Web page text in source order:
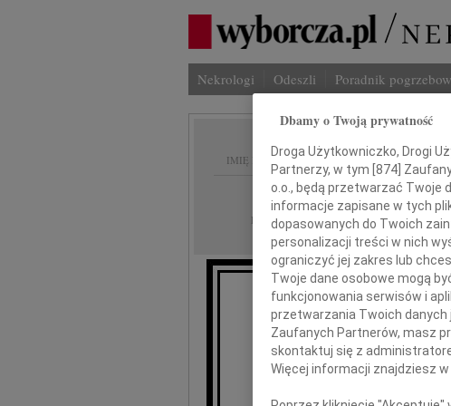
Nekrologi Odeszli Poradnik
IMIĘ I NAZWISKO:
REGION: Gdańsk
DATA EMISJI: 29.12.2011
"Nie umiera ten,
Dbamy o Twoją prywatność
Droga Użytkowniczko, Drogi
Partnerzy, w tym [874]
o.o., będą przetwarzać Twoje
informacje zapisane w tych
dopasowanych do Twoich
personalizacji treści w nich
ograniczyć jej zakres lub
Twoje dane osobowe mogą
funkcjonowania serwisów i
przetwarzania Twoich danych
Zaufanych Partnerów, masz
skontaktuj się z
Więcej informacji znajdziesz w